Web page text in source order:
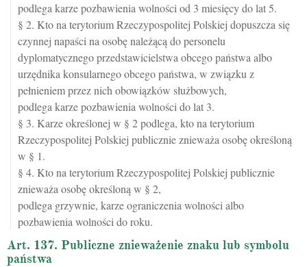
podlega karze pozbawienia wolności od 3 miesięcy do lat 5.
§ 2. Kto na terytorium Rzeczypospolitej Polskiej dopuszcza się
czynnej napaści na osobę należącą do personelu
dyplomatycznego przedstawicielstwa obcego państwa albo
urzędnika konsularnego obcego państwa, w związku z
pełnieniem przez nich obowiązków służbowych,
podlega karze pozbawienia wolności do lat 3.
§ 3. Karze określonej w § 2 podlega, kto na terytorium
Rzeczypospolitej Polskiej publicznie znieważa osobę określoną
w § 1.
§ 4. Kto na terytorium Rzeczypospolitej Polskiej publicznie
znieważa osobę określoną w § 2,
podlega grzywnie, karze ograniczenia wolności albo
pozbawienia wolności do roku.
Art. 137. Publiczne znieważenie znaku lub symbolu
państwa